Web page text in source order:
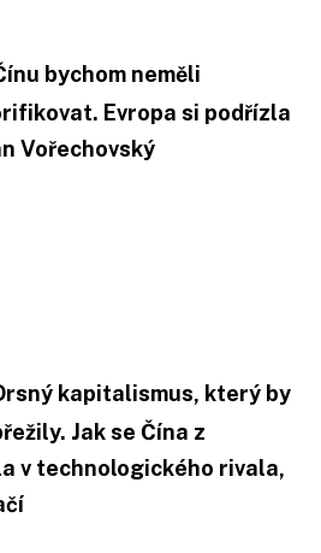
bychom neměli
Evropa si podřízla
Vořechovský
kapitalismus, který by
Jak se Čína z
v technologického rivala,